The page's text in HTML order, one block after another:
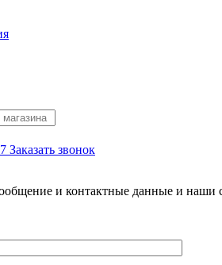
Заказать звонок
и контактные данные и наши